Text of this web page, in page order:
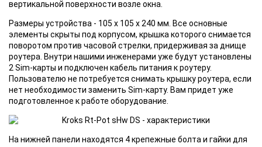
вертикальной поверхности возле окна.
Размеры устройства - 105 x 105 x 240 мм. Все основные
элементы скрыты под корпусом, крышка которого снимается
поворотом против часовой стрелки, придерживая за днище
роутера. Внутри нашими инженерами уже будут установлены
2 Sim-карты и подключен кабель питания к роутеру.
Пользователю не потребуется снимать крышку роутера, если
нет необходимости заменить Sim-карту. Вам придет уже
подготовленное к работе оборудование.
На нижней панели находятся 4 крепежные болта и гайки для